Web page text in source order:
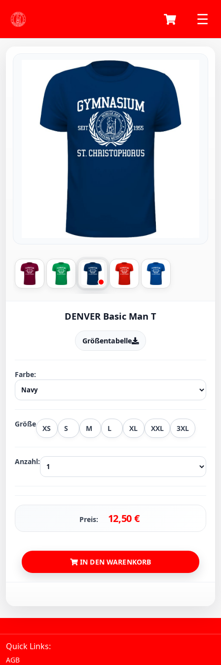
DENVER Basic Man T
Größentabelle
Farbe:
Größe XS S M L XL XXL 3XL
Anzahl:
Preis: 12,50€
IN DEN WARENKORB
Quick Links:
AGB